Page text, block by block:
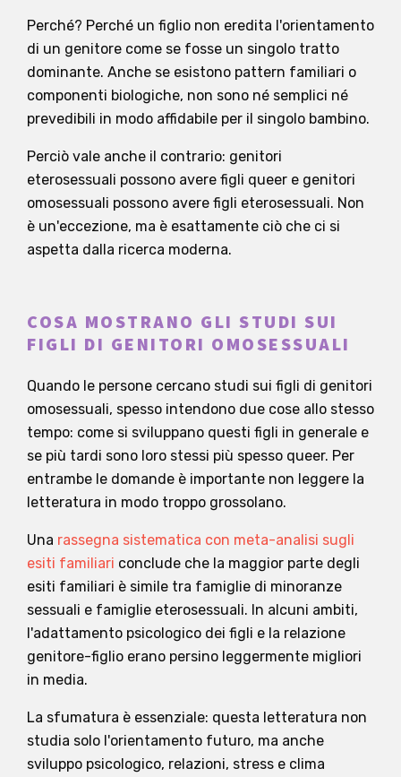
Perché? Perché un figlio non eredita l'orientamento
di un genitore come se fosse un singolo tratto
dominante. Anche se esistono pattern familiari o
componenti biologiche, non sono né semplici né
prevedibili in modo affidabile per il singolo bambino.
Perciò vale anche il contrario: genitori
eterosessuali possono avere figli queer e genitori
omosessuali possono avere figli eterosessuali. Non
è un'eccezione, ma è esattamente ciò che ci si
aspetta dalla ricerca moderna.
COSA MOSTRANO GLI STUDI SUI
FIGLI DI GENITORI OMOSESSUALI
Quando le persone cercano studi sui figli di genitori
omosessuali, spesso intendono due cose allo stesso
tempo: come si sviluppano questi figli in generale e
se più tardi sono loro stessi più spesso queer. Per
entrambe le domande è importante non leggere la
letteratura in modo troppo grossolano.
Una rassegna sistematica con meta-analisi sugli
esiti familiari conclude che la maggior parte degli
esiti familiari è simile tra famiglie di minoranze
sessuali e famiglie eterosessuali. In alcuni ambiti,
l'adattamento psicologico dei figli e la relazione
genitore-figlio erano persino leggermente migliori
in media.
La sfumatura è essenziale: questa letteratura non
studia solo l'orientamento futuro, ma anche
sviluppo psicologico, relazioni, stress e clima